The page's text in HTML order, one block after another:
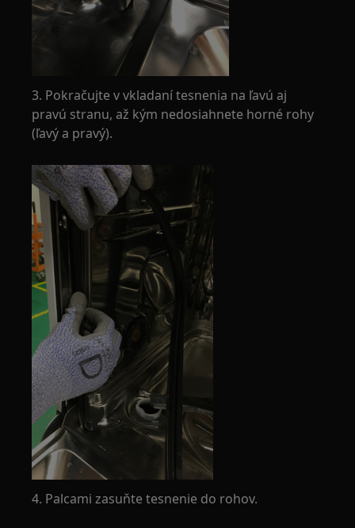
3. Pokračujte v vkladaní tesnenia na ľavú aj
pravú stranu, až kým nedosiahnete horné rohy
(ľavý a pravý).
4. Palcami zasuňte tesnenie do rohov.